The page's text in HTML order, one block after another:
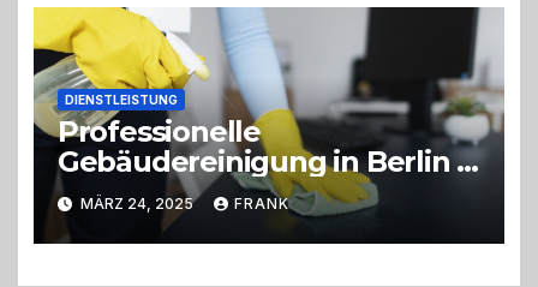
DIENSTLEISTUNG
Professionelle
Gebäudereinigung in Berlin &
Brandenburg
MÄRZ 24, 2025 FRANK